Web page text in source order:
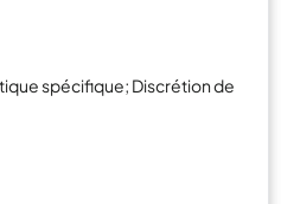
spécifique; Discrétion de